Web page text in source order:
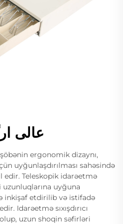
عالی
ergonomik dizaynı,
uyğunlaşdırılması sahəsində
edir. Teleskopik idarəetmə
uyğuna
inkişaf etdirilib və istifadə
Idarəetmə sıxışdırıcı
uzun shoqin səfirləri